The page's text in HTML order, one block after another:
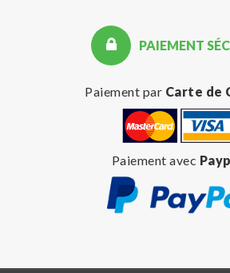
PAIEMENT
Paiement par Carte de
Paiement avec